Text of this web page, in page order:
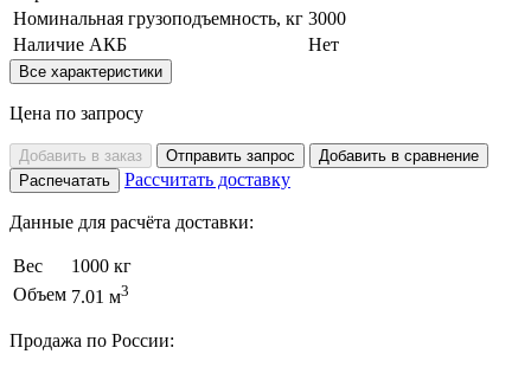
Номинальная грузоподъемность, кг 3000
Наличие АКБ
Нет
Все характеристики
Цена по запросу
Добавить в заказ Отправить запрос
Добавить в сравнение
Распечатать
Рассчитать доставку
Данные для расчёта доставки:
Вес
1000 кг
Объем 7.01 м3
Продажа по России: